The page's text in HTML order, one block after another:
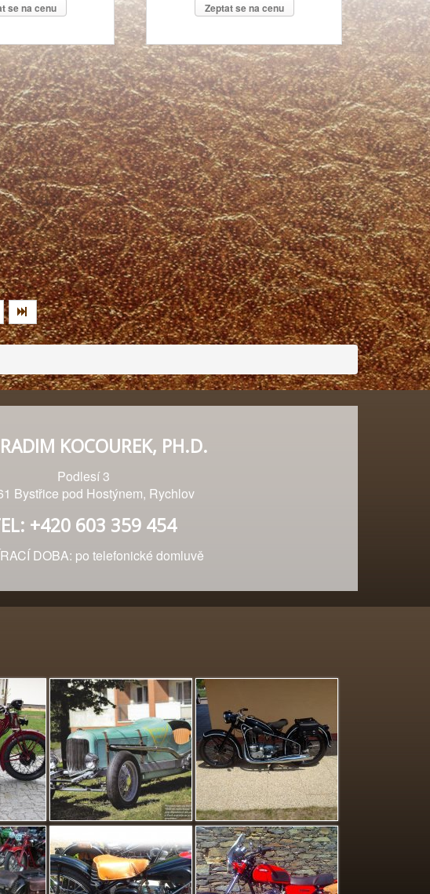
se na cenu Zeptat se na cenu
KOCOUREK, PH.D.
Podlesí 3
Bystřice pod Hostýnem, Rychlov
+420 603 359 454
DOBA: po telefonické domluvě